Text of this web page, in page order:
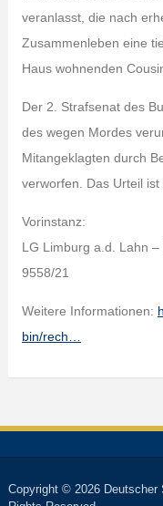
veranlasst, die nach
Zusammenleben eine
Haus wohnenden
Der 2. Strafsenat des
des wegen Mordes
Mitangeklagten durch
verworfen. Das Urteil ist
Vorinstanz:
LG Limburg a.d. Lahn
9558/21
Weitere Informationen:
bin/rech…
Copyright © 2026 Deutscher